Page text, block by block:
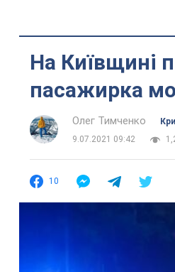
На Київщині
пасажирка
Олег Тимченко
9.07.2021 09:42
10